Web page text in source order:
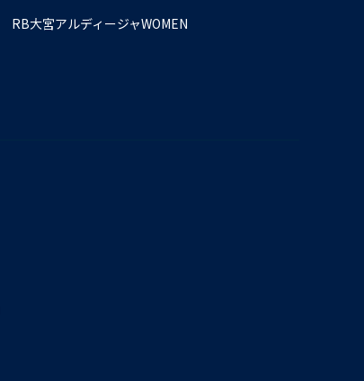
RB大宮アルディージャWOMEN